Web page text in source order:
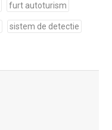
furt autoturism
sistem de detectie